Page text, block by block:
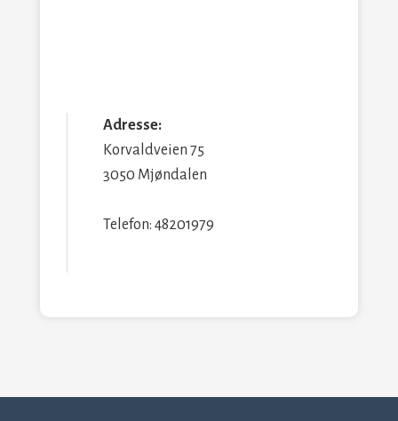
Adresse:
Korvaldveien 75
3050 Mjøndalen
Telefon: 48201979